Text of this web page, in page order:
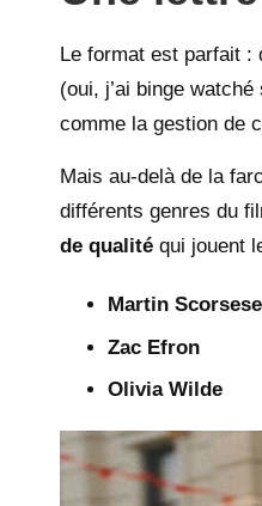
Le format est parfait :
(oui, j’ai binge
comme la gestion de
Mais au-delà de la
différents genres du
de qualité qui jouent
Martin Scorsese
Zac Efron
Olivia Wilde